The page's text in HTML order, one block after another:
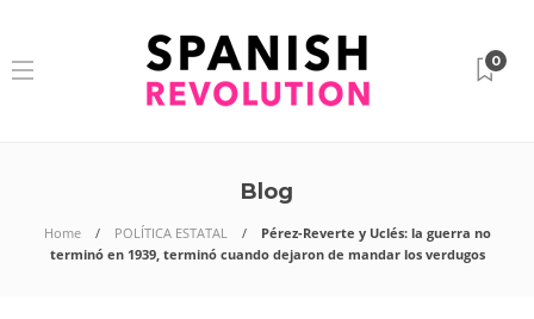
0
Blog
Home POLÍTICA ESTATAL
Pérez-Reverte y Uclés: la guerra no
terminó en 1939, terminó cuando dejaron de mandar los verdugos